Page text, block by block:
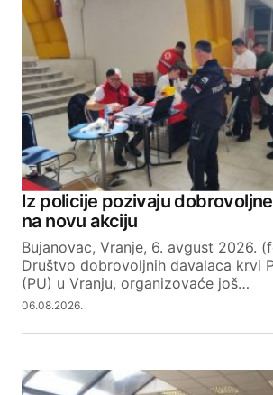
Iz policije pozivaju
na novu akciju
Bujanovac, Vranje, 6. avgust 2026.
Društvo dobrovoljnih davalaca krvi
(PU) u Vranju, organizovaće još…
06.08.2026.